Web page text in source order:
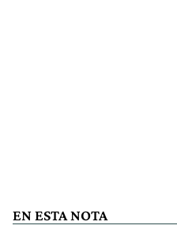
EN ESTA NOTA